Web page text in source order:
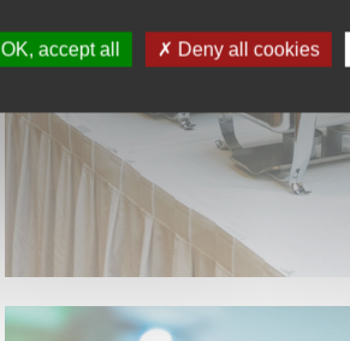
ACCESSOIRES DE
OK, accept all Deny all cookies